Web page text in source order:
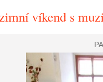
víkend s